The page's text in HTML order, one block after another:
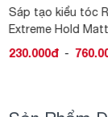
Sáp Reuzel Blue
Nếp Vừa
190.000đ -